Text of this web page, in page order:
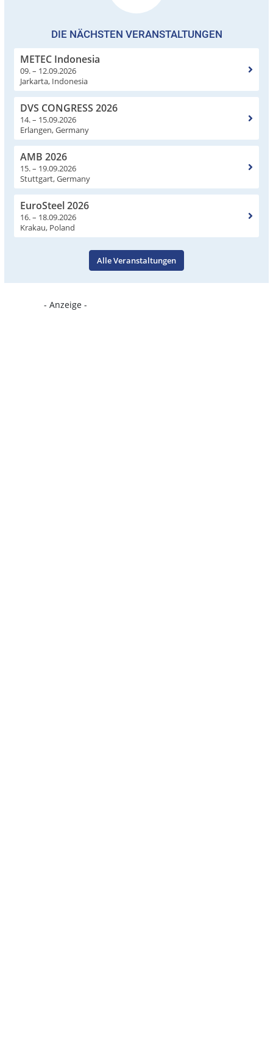
DIE NÄCHSTEN VERANSTALTUNGEN
METEC Indonesia
09. – 12.09.2026
Jarkarta, Indonesia
DVS CONGRESS 2026
14. – 15.09.2026
Erlangen, Germany
AMB 2026
15. – 19.09.2026
Stuttgart, Germany
EuroSteel 2026
16. – 18.09.2026
Krakau, Poland
Alle Veranstaltungen
- Anzeige -